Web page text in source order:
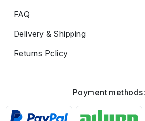
FAQ
Delivery & Shipping
Returns Policy
Payment methods: